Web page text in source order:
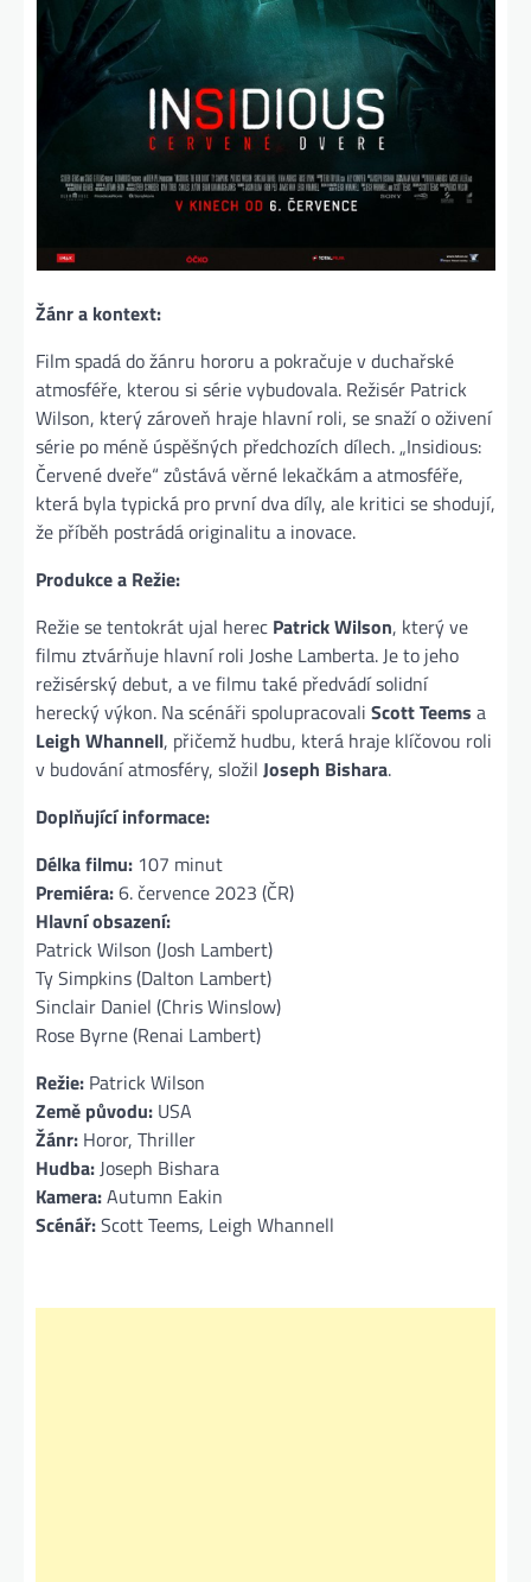
Žánr a kontext:
Film spadá do žánru hororu a pokračuje v duchařské
atmosféře, kterou si série vybudovala. Režisér Patrick
Wilson, který zároveň hraje hlavní roli, se snaží o oživení
série po méně úspěšných předchozích dílech. „Insidious:
Červené dveře“ zůstává věrné lekačkám a atmosféře,
která byla typická pro první dva díly, ale kritici se shodují,
že příběh postrádá originalitu a inovace​.
Produkce a Režie:
Režie se tentokrát ujal herec Patrick Wilson, který ve
filmu ztvárňuje hlavní roli Joshe Lamberta. Je to jeho
režisérský debut, a ve filmu také předvádí solidní
herecký výkon. Na scénáři spolupracovali Scott Teems a
Leigh Whannell, přičemž hudbu, která hraje klíčovou roli
v budování atmosféry, složil Joseph Bishara​.
Doplňující informace:
Délka filmu: 107 minut
Premiéra:6. července 2023 (ČR)
Hlavní obsazení:
Patrick Wilson (Josh Lambert)
Ty Simpkins (Dalton Lambert)
Sinclair Daniel (Chris Winslow)
Rose Byrne (Renai Lambert)
Režie: Patrick Wilson
Země původu: USA
Žánr: Horor, Thriller
Hudba:Joseph Bishara
Kamera:Autumn Eakin
Scénář:Scott Teems, Leigh Whannell